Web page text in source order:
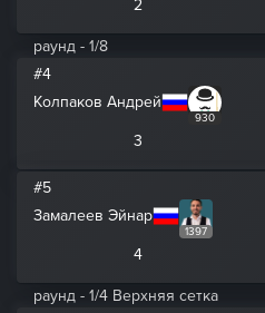
2
раунд - 1/8
#4
Колпаков Андрей
930
3
#5
Замалеев Эйнар
1397
4
раунд - 1/4 Верхняя сетка